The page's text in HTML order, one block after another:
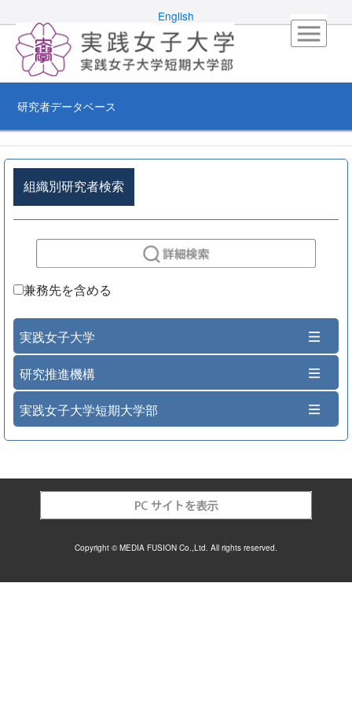
English
研究者データベース
組織別研究者検索
兼務先を含める
実践女子大学
研究推進機構
実践女子大学短期大学部
Copyright © MEDIA FUSION Co.,Ltd. All rights reserved.